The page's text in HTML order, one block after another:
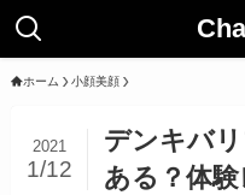
ホーム 小顔美顔
デンキバ
ある？体験
2021
1/12